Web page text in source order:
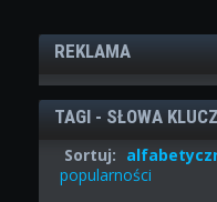
REKLAMA
TAGI - SŁOWA
Sortuj:
popularności